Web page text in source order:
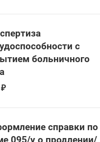
с
больничного
справки по